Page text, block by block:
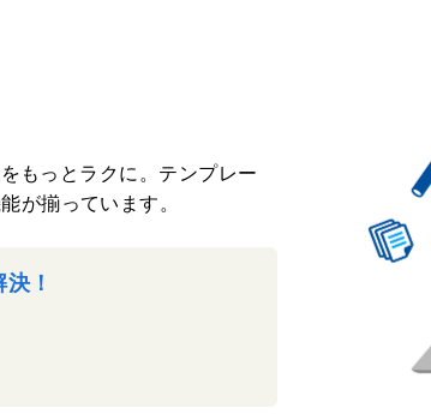
もっとラクに。テンプレー
が揃っています。
！